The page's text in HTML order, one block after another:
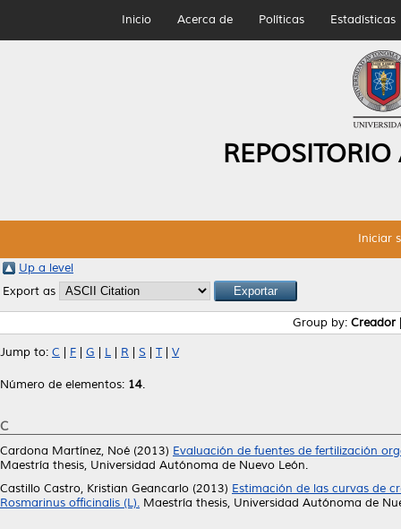
Inicio Acerca de Políticas Estadísticas
Iniciar
Up a level
Export as
Group by: Creador
Jump to: C F G L R S T| V
Número de elementos: 14.
C
Cardona Martínez, Noé (2013) Evaluación de fuentes de fertilización
Maestría thesis, Universidad Autónoma de Nuevo León.
Castillo Castro, Kristian Geancarlo (2013) Estimación de las curvas de
Rosmarinus officinalis (L). Maestría thesis, Universidad Autónoma de